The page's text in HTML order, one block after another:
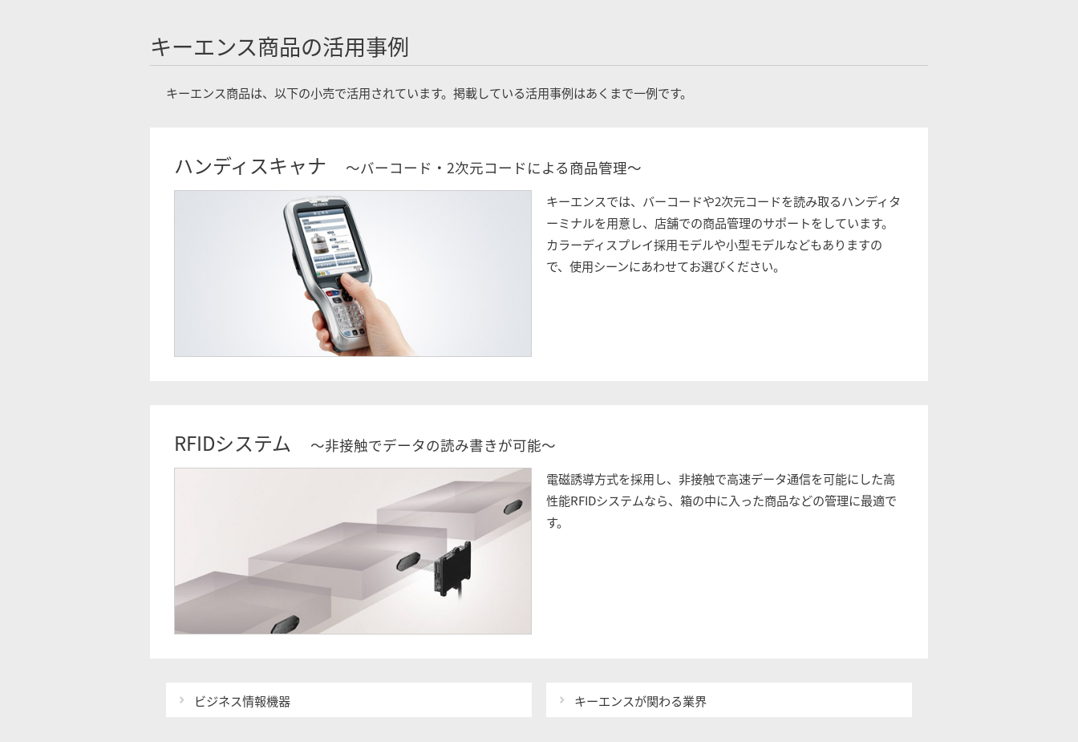
キーエンス商品の活用事例
キーエンス商品は、以下の小売で活用されています。掲載している活用事例はあくまで一例です。
ハンディスキャナ ～バーコード・2次元コードによる商品管理～
キーエンスでは、バーコードや2次元コードを読み取るハンディタ
ーミナルを用意し、店舗での商品管理のサポートをしています。
カラーディスプレイ採用モデルや小型モデルなどもありますの
で、使用シーンにあわせてお選びください。
RFIDシステム ～非接触でデータの読み書きが可能～
電磁誘導方式を採用し、非接触で高速データ通信を可能にした高
性能RFIDシステムなら、箱の中に入った商品などの管理に最適で
す。
ビジネス情報機器 キーエンスが関わる業界